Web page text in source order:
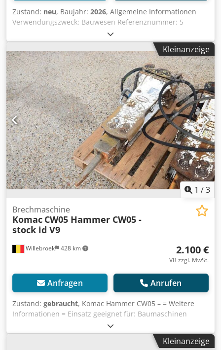
Zustand: neu, Baujahr: 2026, Allgemeine Informationen
Verwendungszweck: Bauwesen Referenznummer: 5
Gewichte Leergewicht: 450 kg Funktionell Abmessungen
des Laderaums: 150 x 71 x 80 cm CE-Kennzeichnung: ja
Zustand Allgemeiner Zustand: sehr gut Technischer
Zustand: sehr gut Optischer Zustand: sehr gut Weitere
Informationen Passend für folgende Maschinen: 5-12ton
Lieferbedingungen: EXW Arbeitsdruck: 180 bar
Erforderlicher hydraulischer Fluss: 90 l/min
Schlagfrequenz: 350-700 Produktionsland: KR Weitere
Informationen Csdpfx Asyym Iusqworf Wenden Sie sich an
Ö. Inalkac, um weitere Informationen zu erhalten.
Kleinanzeige
1 /3
Willebroek 428 km
Brechmaschine
Komac CW05 Hammer CW05 -
stock id V9
2.100 €
VB zzgl. MwSt.
Anfragen Anrufen
Zustand: gebraucht, Komac Hammer CW05 – = Weitere
Informationen = Einsatz geeignet für: Baumaschinen
Crodpfxsxnq N Ae Aqwof Referenznummer: V9 Wenden Sie
sich an Miguel Cubas, um weitere Informationen zu
erhalten. = Firmeninformationen = We are located between
Kleinanzeige